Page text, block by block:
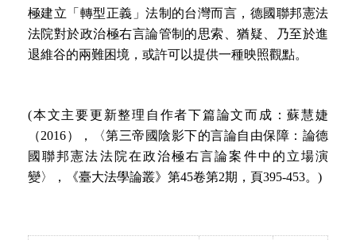
極建立「轉型正義」法制的台灣而言，德國聯邦憲法
法院對於政治極右言論管制的思索、猶疑、乃至於進
退維谷的兩難困境，或許可以提供一種映照觀點。
(本文主要更新整理自作者下篇論文而成：蘇慧婕
（2016），〈第三帝國陰影下的言論自由保障：論德
國聯邦憲法法院在政治極右言論案件中的立場演
變〉，《臺大法學論叢》第45卷第2期，頁395-453。)